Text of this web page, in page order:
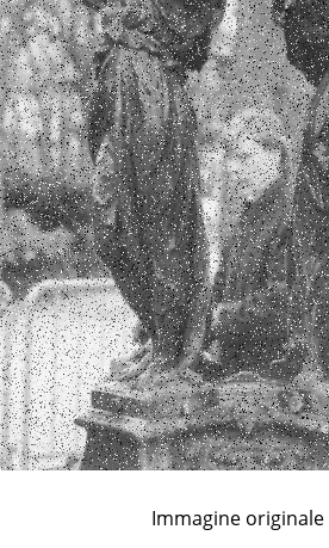
Immagine originale